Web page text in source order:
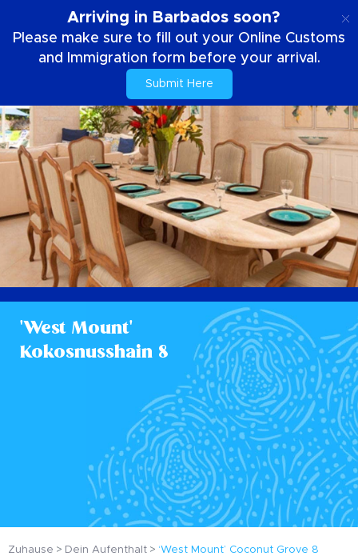
Arriving in Barbados soon?
Please make sure to fill out your Online Customs
and Immigration form before your arrival.
Submit Here
'West Mount'
Kokosnusshain 8
Zuhause Dein Aufenthalt ‘West Mount’ Coconut Grove 8